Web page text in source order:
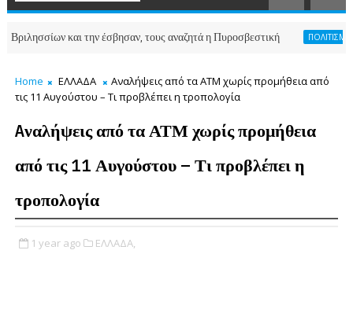
και την έσβησαν, τους αναζητά η Πυροσβεστική ΠΟΛΙΤΙΣΜΟΣ-
Home ΕΛΛΑΔΑ
Aναλήψεις από τα ΑΤΜ χωρίς προμήθεια από
τις 11 Αυγούστου – Τι προβλέπει η τροπολογία
Aναλήψεις από τα ΑΤΜ χωρίς προμήθεια
από τις 11 Αυγούστου – Τι προβλέπει η
τροπολογία
1 year ago ΕΛΛΑΔΑ,